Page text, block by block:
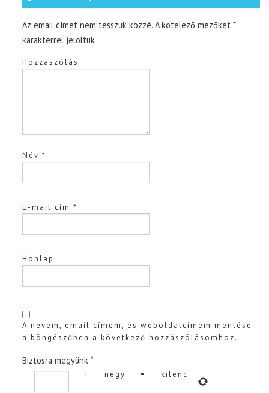
Az email címet nem tesszük közzé. A kötelező mezőket*
karakterrel jelöltük
Hozzászólás
Név*
E-mail cím*
Honlap
A nevem, email címem, és weboldalcímem mentése
a böngészőben a következő hozzászólásomhoz.
Biztosra megyünk *
+ négy = kilenc